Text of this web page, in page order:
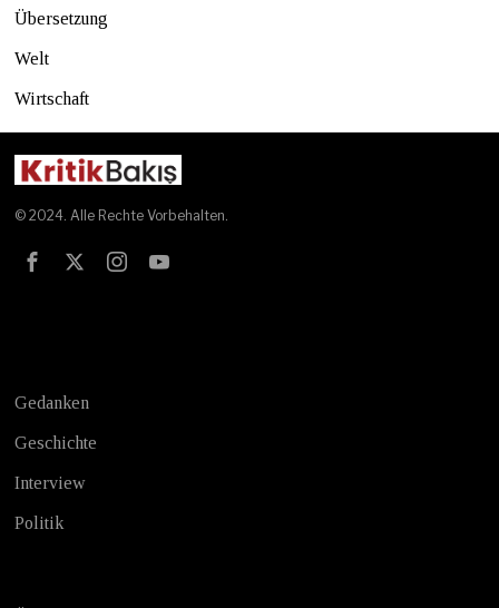
Übersetzung
Welt
Wirtschaft
© 2024. Alle Rechte Vorbehalten.
Gedanken
Geschichte
Interview
Politik